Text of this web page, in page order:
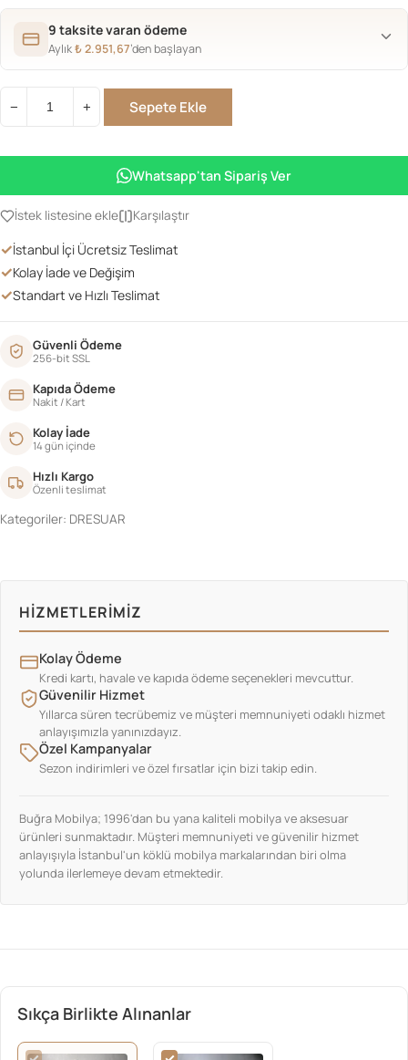
9 taksite varan ödeme
Aylık₺2.951,67’den başlayan
−
BOMBE
DRESUAR
adet
+ Sepete Ekle
Whatsapp'tan Sipariş Ver
İstek listesine ekle Karşılaştır
✓İstanbul İçi Ücretsiz Teslimat
✓Kolay İade ve Değişim
✓Standart ve Hızlı Teslimat
Güvenli Ödeme
256-bit SSL
Kapıda Ödeme
Nakit / Kart
Kolay İade
14 gün içinde
Hızlı Kargo
Özenli teslimat
Kategoriler: DRESUAR
HIZMETLERIMIZ
Kolay Ödeme
Kredi kartı, havale ve kapıda ödeme seçenekleri mevcuttur.
Güvenilir Hizmet
Yıllarca süren tecrübemiz ve müşteri memnuniyeti odaklı hizmet
anlayışımızla yanınızdayız.
Özel Kampanyalar
Sezon indirimleri ve özel fırsatlar için bizi takip edin.
Buğra Mobilya; 1996'dan bu yana kaliteli mobilya ve aksesuar
ürünleri sunmaktadır. Müşteri memnuniyeti ve güvenilir hizmet
anlayışıyla İstanbul'un köklü mobilya markalarından biri olma
yolunda ilerlemeye devam etmektedir.
Sıkça Birlikte Alınanlar